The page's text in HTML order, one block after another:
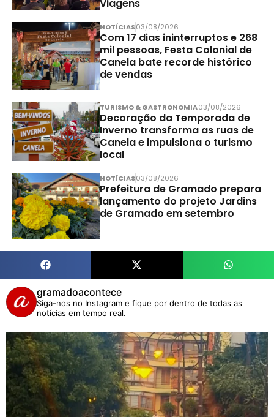
Viagens
NOTÍCIAS03/08/2026
Com 17 dias ininterruptos e 268
mil pessoas, Festa Colonial de
Canela bate recorde histórico
de vendas
TURISMO & GASTRONOMIA03/08/2026
Decoração da Temporada de
Inverno transforma as ruas de
Canela e impulsiona o turismo
local
NOTÍCIAS03/08/2026
Prefeitura de Gramado prepara
lançamento do projeto Jardins
de Gramado em setembro
gramadoacontece
Siga-nos no Instagram e fique por dentro de todas as
notícias em tempo real.